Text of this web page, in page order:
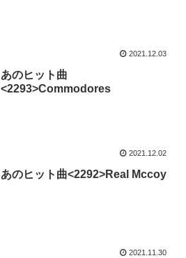
2021.12.03
あのヒット曲
<2293>Commodores
2021.12.02
あのヒット曲<2292>Real Mccoy
2021.11.30